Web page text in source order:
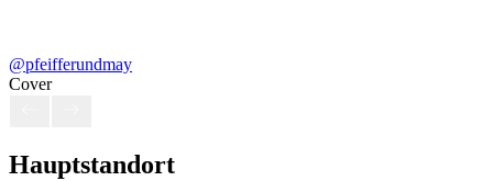
@pfeifferundmay
Cover
Hauptstandort